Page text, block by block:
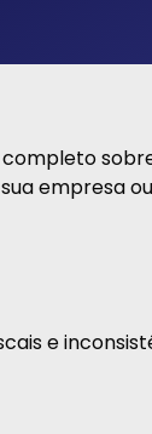
empresa
e